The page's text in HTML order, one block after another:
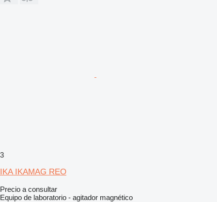
3
IKA IKAMAG REO
Precio a consultar
Equipo de laboratorio - agitador magnético